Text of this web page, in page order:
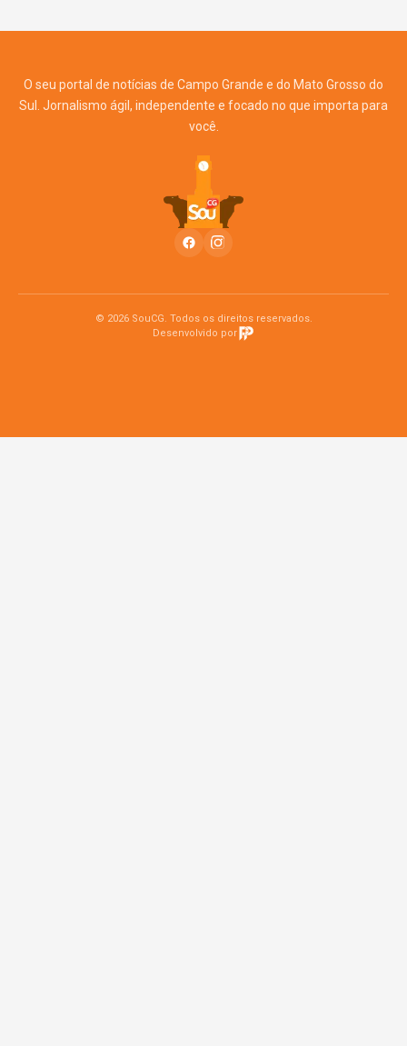
O seu portal de notícias de Campo Grande e do Mato Grosso do
Sul. Jornalismo ágil, independente e focado no que importa para
você.
© 2026 SouCG. Todos os direitos reservados.
Desenvolvido por